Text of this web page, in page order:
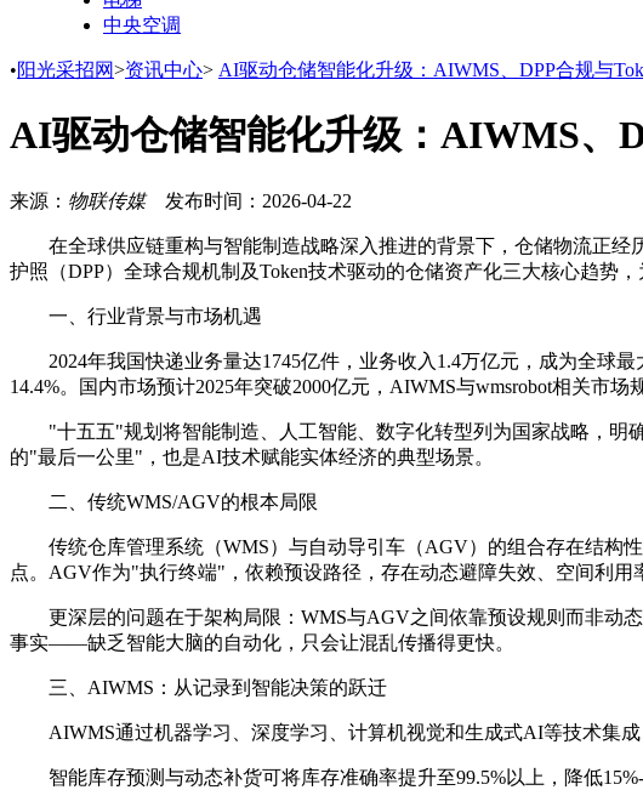
中央空调
•阳光采招网>资讯中心> AI驱动仓储智能化升级：AIWMS、DPP合规与
AI驱动仓储智能化升级：AIWMS、
来源： 物联传媒发布时间： 2026-04-22
在全球供应链重构与智能制造战略深入推进的背景下，仓储物流正
护照（DPP）全球合规机制及Token技术驱动的仓储资产化三大核心趋势
一、行业背景与市场机遇
2024年我国快递业务量达1745亿件，业务收入1.4万亿元，成为全球
14.4%。国内市场预计2025年突破2000亿元，AIWMS与wmsrobot相关市场
"十五五"规划将智能制造、人工智能、数字化转型列为国家战略，
的"最后一公里"，也是AI技术赋能实体经济的典型场景。
二、传统WMS/AGV的根本局限
传统仓库管理系统（WMS）与自动导引车（AGV）的组合存在结构
点。AGV作为"执行终端"，依赖预设路径，存在动态避障失效、空间利用
更深层的问题在于架构局限：WMS与AGV之间依靠预设规则而非动
事实——缺乏智能大脑的自动化，只会让混乱传播得更快。
三、AIWMS：从记录到智能决策的跃迁
AIWMS通过机器学习、深度学习、计算机视觉和生成式AI等技术集
智能库存预测与动态补货可将库存准确率提升至99.5%以上，降低